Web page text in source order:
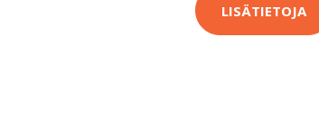
LISÄTIETOJA